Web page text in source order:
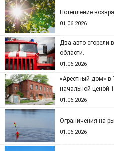
Потепление
01.06.2026
Два авто сгорели
области.
01.06.2026
«Арестный дом» в
начальной ценой
01.06.2026
Ограничения на
01.06.2026